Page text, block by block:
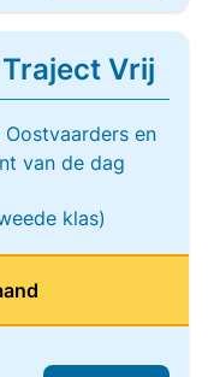
Vrij
en
van de dag
klas)